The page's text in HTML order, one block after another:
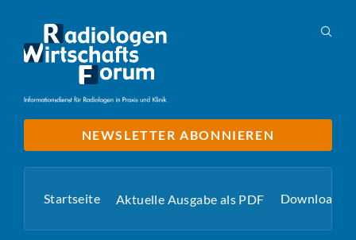
NEWSLETTER ABONNIEREN
Startseite Aktuelle Ausgabe als PDF Downloads